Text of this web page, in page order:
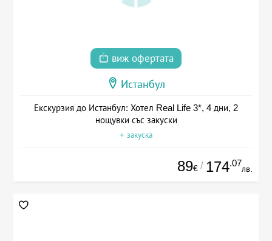
виж офертата
Истанбул
Екскурзия до Истанбул: Хотел Real Life 3*, 4 дни, 2
нощувки със закуски
+ закуска
89€ / 174.07
лв.